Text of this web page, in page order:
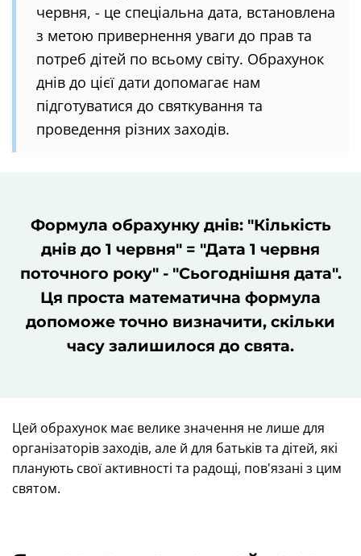
червня, - це спеціальна дата, встановлена
з метою привернення уваги до прав та
потреб дітей по всьому світу. Обрахунок
днів до цієї дати допомагає нам
підготуватися до святкування та
проведення різних заходів.
Формула обрахунку днів: "Кількість
днів до 1 червня" = "Дата 1 червня
поточного року" - "Сьогоднішня дата".
Ця проста математична формула
допоможе точно визначити, скільки
часу залишилося до свята.
Цей обрахунок має велике значення не лише для
організаторів заходів, але й для батьків та дітей, які
планують свої активності та радощі, пов'язані з цим
святом.